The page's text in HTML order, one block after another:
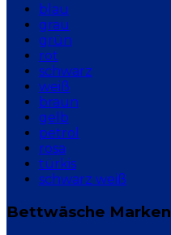
blau
grau
grün
rot
schwarz
weiß
braun
gelb
petrol
rosa
türkis
schwarz weiß
Bettwäsche Marken